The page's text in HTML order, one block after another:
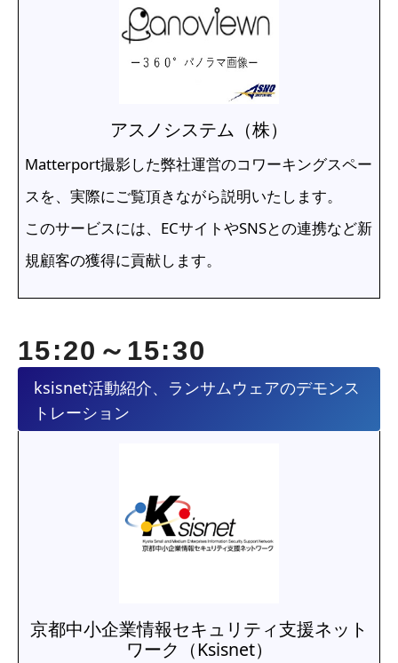
アスノシステム（株）
Matterport撮影した弊社運営のコワーキングスペー
スを、実際にご覧頂きながら説明いたします。
このサービスには、ECサイトやSNSとの連携など新
規顧客の獲得に貢献します。
15:20～15:30
ksisnet活動紹介、ランサムウェアのデモンス
トレーション
京都中小企業情報セキュリティ支援ネット
ワーク（Ksisnet）